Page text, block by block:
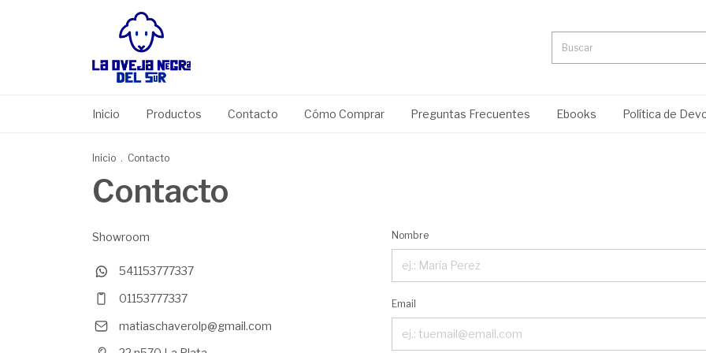
Inicio Productos Contacto Cómo Comprar Preguntas Frecuentes Ebooks Política de
Inicio . Contacto
Contacto
Showroom
541153777337
01153777337
matiaschaverolp@gmail.com
Nombre
Email